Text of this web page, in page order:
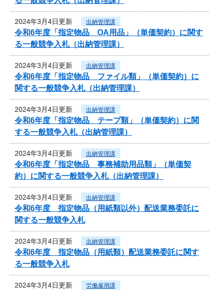
2024年3月4日更新 出納管理課
令和6年度「指定物品 OA用品」（単価契約）に関す
る一般競争入札（出納管理課）
2024年3月4日更新 出納管理課
令和6年度「指定物品 ファイル類」（単価契約）に
関する一般競争入札（出納管理課）
2024年3月4日更新 出納管理課
令和6年度「指定物品 テープ類」（単価契約）に関
する一般競争入札（出納管理課）
2024年3月4日更新 出納管理課
令和6年度「指定物品 事務補助用品類」（単価契
約）に関する一般競争入札（出納管理課）
2024年3月4日更新 出納管理課
令和6年度 指定物品（用紙類以外）配送業務委託に
関する一般競争入札
2024年3月4日更新 出納管理課
令和6年度 指定物品（用紙類）配送業務委託に関す
る一般競争入札
2024年3月4日更新 労働雇用課